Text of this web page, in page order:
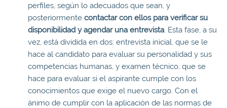
perfiles, según lo adecuados que sean, y
posteriormente contactar con ellos para verificar su
disponibilidad y agendar una entrevista. Esta fase, a su
vez, está dividida en dos: entrevista inicial, que se le
hace al candidato para evaluar su personalidad y sus
competencias humanas, y examen técnico, que se
hace para evaluar si el aspirante cumple con los
conocimientos que exige el nuevo cargo. Con el
ánimo de cumplir con la aplicación de las normas de